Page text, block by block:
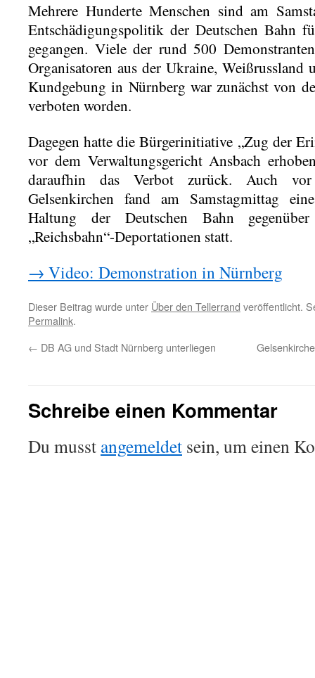
Mehrere Hunderte Menschen sind am
Entschädigungspolitik der Deutschen Bahn
gegangen. Viele der rund 500
Organisatoren aus der Ukraine, Weißrussland
Kundgebung in Nürnberg war zunächst von
verboten worden.
Dagegen hatte die Bürgerinitiative „Zug der
vor dem Verwaltungsgericht Ansbach
daraufhin das Verbot zurück. Auch
Gelsenkirchen fand am Samstagmittag
Haltung der Deutschen Bahn
„Reichsbahn“-Deportationen statt.
→ Video: Demonstration in Nürnberg
Dieser Beitrag wurde unter Über den Tellerrand veröffentlicht.
Permalink.
← DB AG und Stadt Nürnberg unterliegen
Schreibe einen Kommentar
Du musst angemeldet sein, um einen